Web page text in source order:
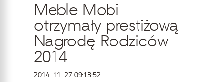
Meble Mobi
otrzymały prestiżową
Nagrodę Rodziców
2014
2014-11-27 09:13:52